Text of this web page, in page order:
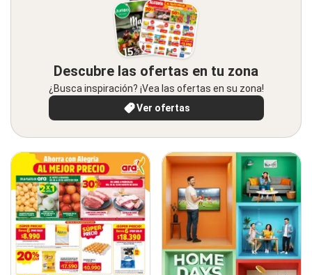
Descubre las ofertas en tu zona
¿Busca inspiración? ¡Vea las ofertas en su zona!
Ver ofertas